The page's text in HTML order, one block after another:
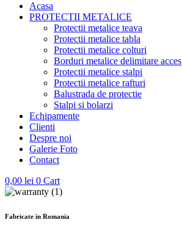
Acasa
PROTECTII METALICE
Protectii metalice teava
Protectii metalice tabla
Protectii metalice colturi
Borduri metalice delimitare acces
Protectii metalice stalpi
Protectii metalice rafturi
Balustrada de protectie
Stalpi si bolarzi
Echipamente
Clienti
Despre noi
Galerie Foto
Contact
0,00 lei 0 Cart
Fabricate in Romania